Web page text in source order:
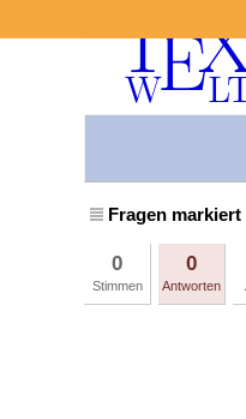
Fragen
0
Stimmen
0
Antworten